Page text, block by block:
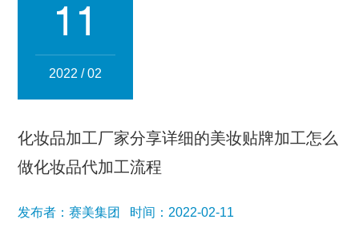
赛美化妆品 赛美医药
人事管理
领导团队 业务精英
新闻资讯
11
2022 / 02
化妆品加工厂家分享详细的美妆贴牌加工怎么
做化妆品代加工流程
发布者：赛美集团 时间：2022-02-11